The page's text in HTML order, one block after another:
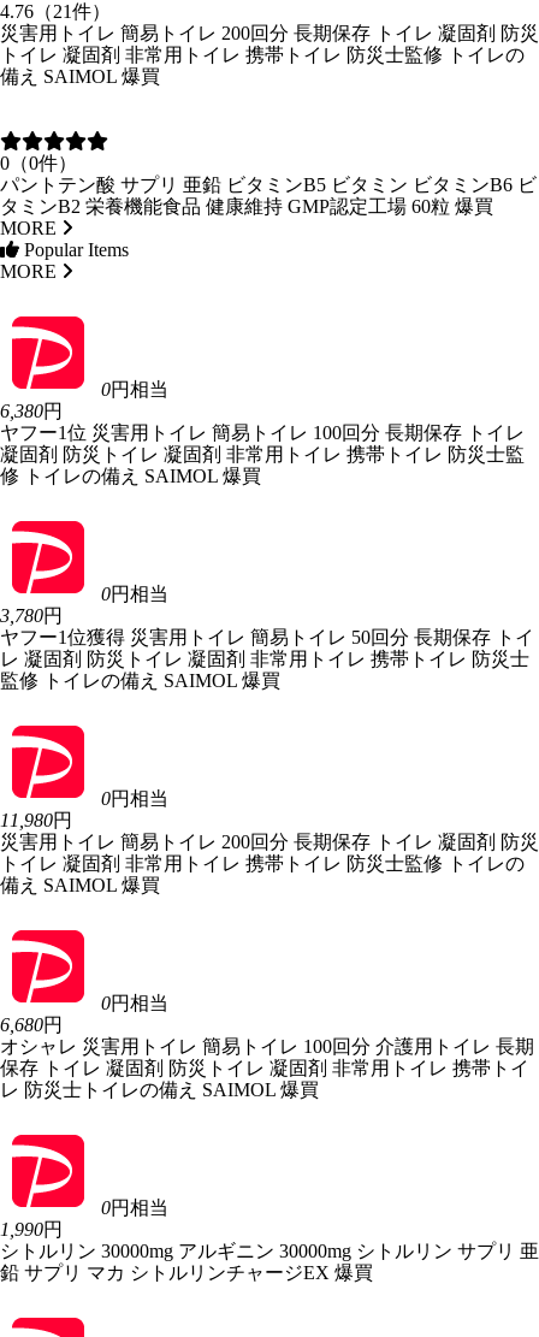
4.76（21件）
災害用トイレ 簡易トイレ 200回分 長期保存 トイレ 凝固剤 防災
トイレ 凝固剤 非常用トイレ 携帯トイレ 防災士監修 トイレの
備え SAIMOL 爆買
0（0件）
パントテン酸 サプリ 亜鉛 ビタミンB5 ビタミン ビタミンB6 ビ
タミンB2 栄養機能食品 健康維持 GMP認定工場 60粒 爆買
MORE
Popular Items
MORE
0円相当
6,380円
ヤフー1位 災害用トイレ 簡易トイレ 100回分 長期保存 トイレ
凝固剤 防災トイレ 凝固剤 非常用トイレ 携帯トイレ 防災士監
修 トイレの備え SAIMOL 爆買
0円相当
3,780円
ヤフー1位獲得 災害用トイレ 簡易トイレ 50回分 長期保存 トイ
レ 凝固剤 防災トイレ 凝固剤 非常用トイレ 携帯トイレ 防災士
監修 トイレの備え SAIMOL 爆買
0円相当
11,980円
災害用トイレ 簡易トイレ 200回分 長期保存 トイレ 凝固剤 防災
トイレ 凝固剤 非常用トイレ 携帯トイレ 防災士監修 トイレの
備え SAIMOL 爆買
0円相当
6,680円
オシャレ 災害用トイレ 簡易トイレ 100回分 介護用トイレ 長期
保存 トイレ 凝固剤 防災トイレ 凝固剤 非常用トイレ 携帯トイ
レ 防災士トイレの備え SAIMOL 爆買
0円相当
1,990円
シトルリン 30000mg アルギニン 30000mg シトルリン サプリ 亜
鉛 サプリ マカ シトルリンチャージEX 爆買